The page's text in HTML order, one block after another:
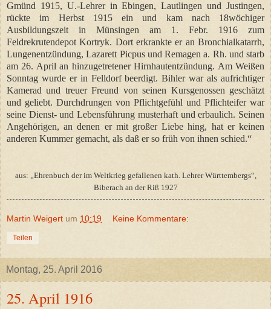
Gmünd 1915, U.-Lehrer in Ebingen, Lautlingen und Justingen,
rückte im Herbst 1915 ein und kam nach 18wöchiger
Ausbildungszeit in Münsingen am 1. Febr. 1916 zum
Feldrekrutendepot Kortryk. Dort erkrankte er an Bronchialkatarrh,
Lungenentzündung, Lazarett Picpus und Remagen a. Rh. und starb
am 26. April an hinzugetretener Hirnhautentzündung. Am Weißen
Sonntag wurde er in Felldorf beerdigt. Bihler war als aufrichtiger
Kamerad und treuer Freund von seinen Kursgenossen geschätzt
und geliebt. Durchdrungen von Pflichtgefühl und Pflichteifer war
seine Dienst- und Lebensführung musterhaft und erbaulich. Seinen
Angehörigen, an denen er mit großer Liebe hing, hat er keinen
anderen Kummer gemacht, als daß er so früh von ihnen schied.“
aus: „Ehrenbuch der im Weltkrieg gefallenen kath. Lehrer Württembergs“,
Biberach an der Riß 1927
Martin Weigert um 10:19 Keine Kommentare:
Teilen
Montag, 25. April 2016
25. April 1916